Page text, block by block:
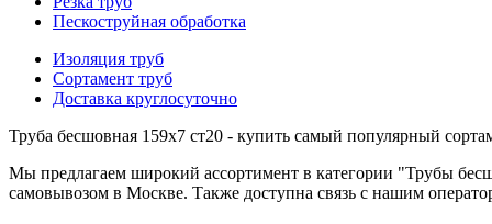
Пескоструйная обработка
Изоляция труб
Сортамент труб
Доставка круглосуточно
Труба бесшовная 159х7 ст20 - купить самый популярный
Мы предлагаем широкий ассортимент в категории "Трубы
самовывозом в Москве. Также доступна связь с нашим